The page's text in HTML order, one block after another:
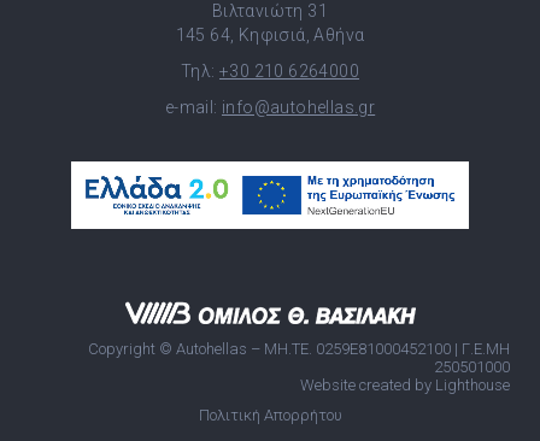
Βιλτανιώτη 31
145 64, Κηφισιά, Αθήνα
Τηλ: +30 210 6264000
e-mail: info@autohellas.gr
Copyright © Autohellas – ΜΗ.ΤΕ. 0259E81000452100 | Γ.Ε.ΜΗ
250501000
Website created by Lighthouse
Πολιτική Απορρήτου